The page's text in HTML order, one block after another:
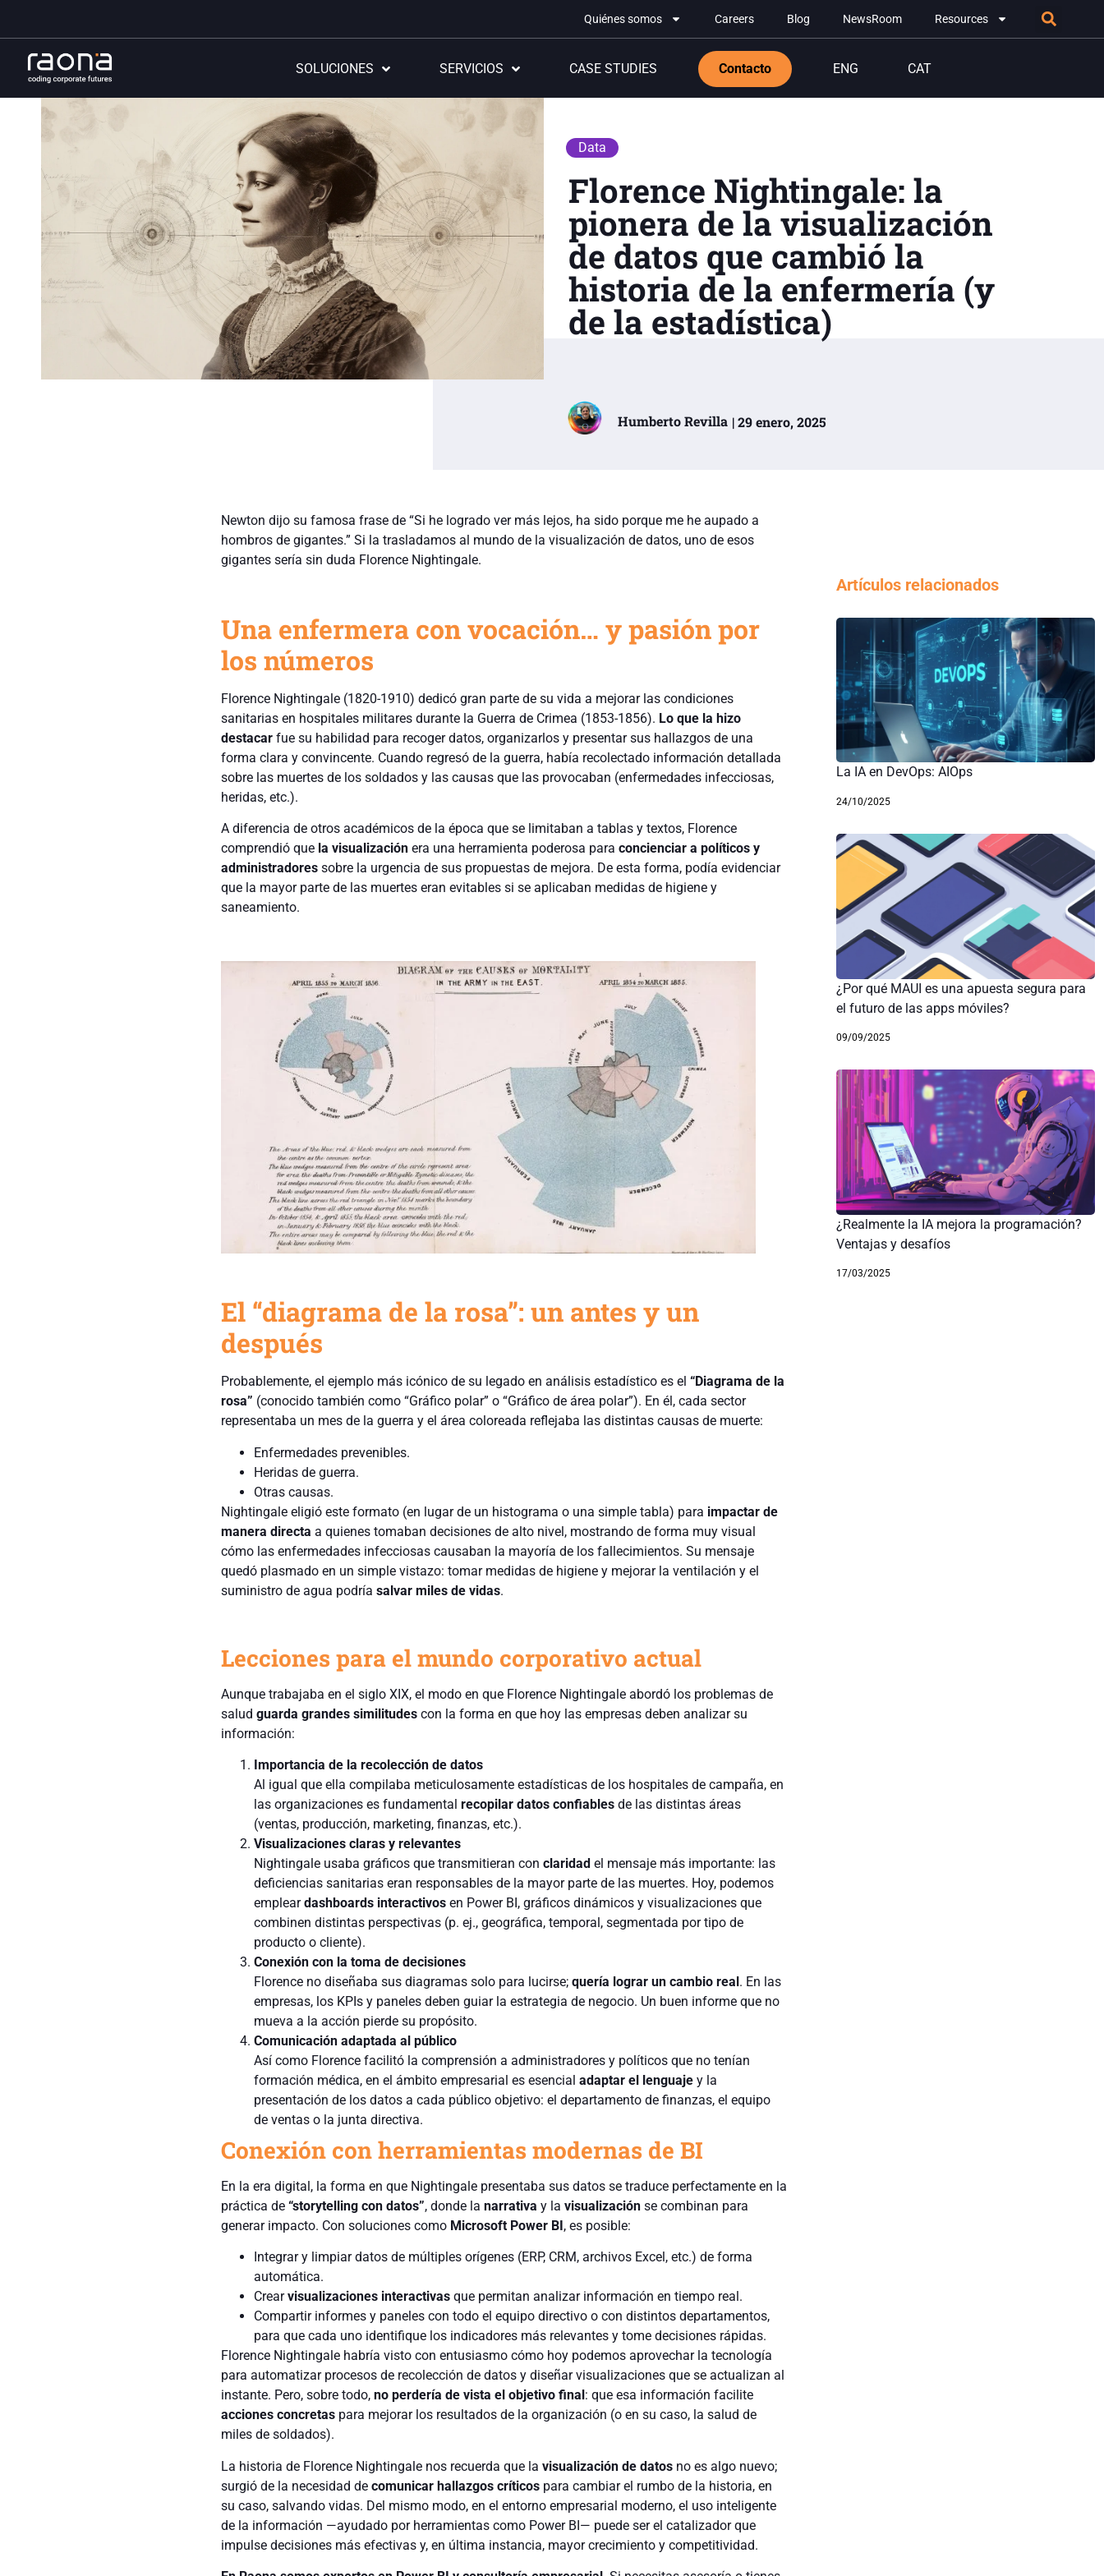
Quiénes somos Careers Blog NewsRoom Resources
SOLUCIONES SERVICIOS CASE STUDIES Contacto ENG CAT
Data
Florence Nightingale: la
pionera de la visualización
de datos que cambió la
historia de la enfermería (y
de la estadística)
Humberto Revilla | 29 enero, 2025
Newton dijo su famosa frase de “Si he logrado ver más lejos, ha sido porque me he aupado a
hombros de gigantes.” Si la trasladamos al mundo de la visualización de datos, uno de esos
gigantes sería sin duda Florence Nightingale.
Una enfermera con vocación… y pasión por
los números
Florence Nightingale (1820-1910) dedicó gran parte de su vida a mejorar las condiciones
sanitarias en hospitales militares durante la Guerra de Crimea (1853-1856). Lo que la hizo
destacarfue su habilidad para recoger datos, organizarlos y presentar sus hallazgos de una
forma clara y convincente. Cuando regresó de la guerra, había recolectado información detallada
sobre las muertes de los soldados y las causas que las provocaban (enfermedades infecciosas,
heridas, etc.).
A diferencia de otros académicos de la época que se limitaban a tablas y textos, Florence
comprendió que la visualizaciónera una herramienta poderosa para concienciar a políticos y
administradoressobre la urgencia de sus propuestas de mejora. De esta forma, podía evidenciar
que la mayor parte de las muertes eran evitables si se aplicaban medidas de higiene y
saneamiento.
El “diagrama de la rosa”: un antes y un
después
Probablemente, el ejemplo más icónico de su legado en análisis estadístico es el “Diagrama de la
rosa” (conocido también como “Gráfico polar” o “Gráfico de área polar”). En él, cada sector
representaba un mes de la guerra y el área coloreada reflejaba las distintas causas de muerte:
Enfermedades prevenibles.
Heridas de guerra.
Otras causas.
Nightingale eligió este formato (en lugar de un histograma o una simple tabla) para impactar de
manera directa a quienes tomaban decisiones de alto nivel, mostrando de forma muy visual
cómo las enfermedades infecciosas causaban la mayoría de los fallecimientos. Su mensaje
quedó plasmado en un simple vistazo: tomar medidas de higiene y mejorar la ventilación y el
suministro de agua podría salvar miles de vidas.
Lecciones para el mundo corporativo actual
Aunque trabajaba en el siglo XIX, el modo en que Florence Nightingale abordó los problemas de
salud guarda grandes similitudescon la forma en que hoy las empresas deben analizar su
información:
Importancia de la recolección de datos
Al igual que ella compilaba meticulosamente estadísticas de los hospitales de campaña, en
las organizaciones es fundamental recopilar datos confiablesde las distintas áreas
(ventas, producción, marketing, finanzas, etc.).
Visualizaciones claras y relevantes
Nightingale usaba gráficos que transmitieran con claridadel mensaje más importante: las
deficiencias sanitarias eran responsables de la mayor parte de las muertes. Hoy, podemos
empleardashboards interactivosen Power BI, gráficos dinámicos y visualizaciones que
combinen distintas perspectivas (p. ej., geográfica, temporal, segmentada por tipo de
producto o cliente).
Conexión con la toma de decisiones
Florence no diseñaba sus diagramas solo para lucirse; quería lograr un cambio real. En las
empresas, los KPIs y paneles deben guiar la estrategia de negocio. Un buen informe que no
mueva a la acción pierde su propósito.
Comunicación adaptada al público
Así como Florence facilitó la comprensión a administradores y políticos que no tenían
formación médica, en el ámbito empresarial es esencial adaptar el lenguajey la
presentación de los datos a cada público objetivo: el departamento de finanzas, el equipo
de ventas o la junta directiva.
Conexión con herramientas modernas de BI
En la era digital, la forma en que Nightingale presentaba sus datos se traduce perfectamente en la
práctica de “storytelling con datos”, donde la narrativa y la visualizaciónse combinan para
generar impacto. Con soluciones como Microsoft Power BI, es posible:
Integrar y limpiar datos de múltiples orígenes (ERP, CRM, archivos Excel, etc.) de forma
automática.
Crearvisualizaciones interactivasque permitan analizar información en tiempo real.
Compartir informes y paneles con todo el equipo directivo o con distintos departamentos,
para que cada uno identifique los indicadores más relevantes y tome decisiones rápidas.
Florence Nightingale habría visto con entusiasmo cómo hoy podemos aprovechar la tecnología
para automatizar procesos de recolección de datos y diseñar visualizaciones que se actualizan al
instante. Pero, sobre todo, no perdería de vista el objetivo final : que esa información facilite
acciones concretaspara mejorar los resultados de la organización (o en su caso, la salud de
miles de soldados).
La historia de Florence Nightingale nos recuerda que la visualización de datosno es algo nuevo;
surgió de la necesidad de comunicar hallazgos críticospara cambiar el rumbo de la historia, en
su caso, salvando vidas. Del mismo modo, en el entorno empresarial moderno, el uso inteligente
de la información —ayudado por herramientas como Power BI— puede ser el catalizador que
impulse decisiones más efectivas y, en última instancia, mayor crecimiento y competitividad.
Artículos relacionados
La IA en DevOps: AIOps
24/10/2025
¿Por qué MAUI es una apuesta segura para
el futuro de las apps móviles?
09/09/2025
¿Realmente la IA mejora la programación?
Ventajas y desafíos
17/03/2025